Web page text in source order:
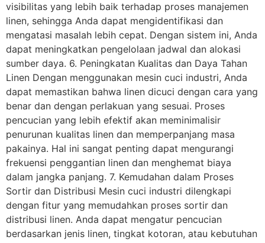
visibilitas yang lebih baik terhadap proses manajemen
linen, sehingga Anda dapat mengidentifikasi dan
mengatasi masalah lebih cepat. Dengan sistem ini, Anda
dapat meningkatkan pengelolaan jadwal dan alokasi
sumber daya. 6. Peningkatan Kualitas dan Daya Tahan
Linen Dengan menggunakan mesin cuci industri, Anda
dapat memastikan bahwa linen dicuci dengan cara yang
benar dan dengan perlakuan yang sesuai. Proses
pencucian yang lebih efektif akan meminimalisir
penurunan kualitas linen dan memperpanjang masa
pakainya. Hal ini sangat penting dapat mengurangi
frekuensi penggantian linen dan menghemat biaya
dalam jangka panjang. 7. Kemudahan dalam Proses
Sortir dan Distribusi Mesin cuci industri dilengkapi
dengan fitur yang memudahkan proses sortir dan
distribusi linen. Anda dapat mengatur pencucian
berdasarkan jenis linen, tingkat kotoran, atau kebutuhan